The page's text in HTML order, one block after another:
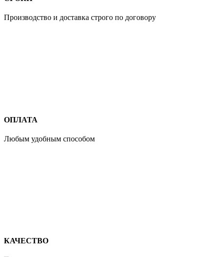
Производство и доставка строго по договору
ОПЛАТА
Любым удобным способом
КАЧЕСТВО